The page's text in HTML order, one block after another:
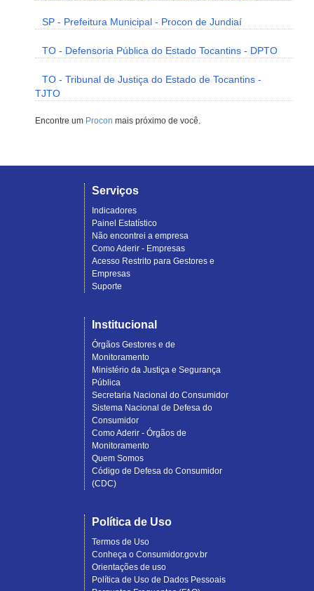
SP - Prefeitura Municipal - Procon de Jundiaí
TO - Defensoria Pública do Estado Tocantins - DPTO
TO - Tribunal de Justiça do Estado de Tocantins -
TJTO
Encontre um Procon mais próximo de você.
Serviços
Indicadores
Painel Estatístico
Não encontrei a empresa
Como Aderir - Empresas
Acesso Restrito para Gestores e
Empresas
Suporte
Institucional
Órgãos Gestores e de
Monitoramento
Ministério da Justiça e Segurança
Pública
Secretaria Nacional do Consumidor
Sistema Nacional de Defesa do
Consumidor
Como Aderir - Órgãos de
Monitoramento
Quem Somos
Código de Defesa do Consumidor
(CDC)
Política de Uso
Termos de Uso
Conheça o Consumidor.gov.br
Orientações de uso
Política de Uso de Dados Pessoais